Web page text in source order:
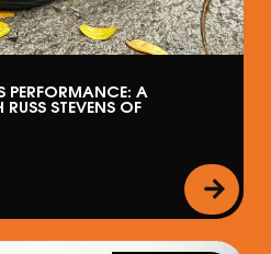
PERFORMANCE: A
STEVENS OF